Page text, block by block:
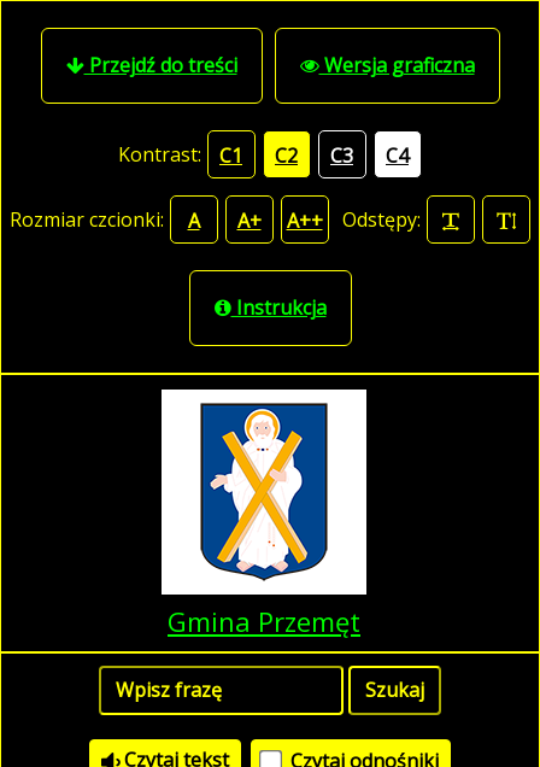
Przejdź do treści Wersja graficzna
Kontrast: C1 C2 C3 C4
Rozmiar czcionki: A A+ A++ Odstępy:
Instrukcja
Gmina Przemęt
Czytaj tekst Czytaj odnośniki